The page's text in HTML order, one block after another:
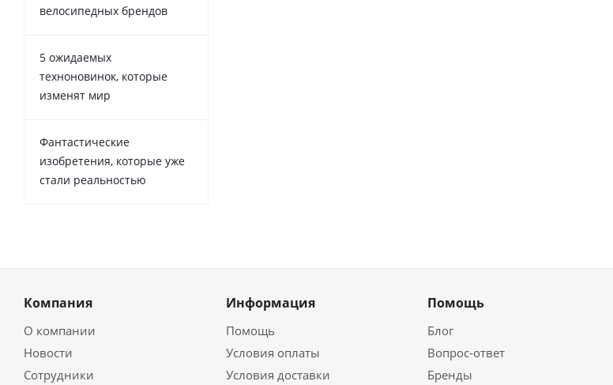
велосипедных брендов
5 ожидаемых
техноновинок, которые
изменят мир
Фантастические
изобретения, которые уже
стали реальностью
Компания
О компании
Новости
Сотрудники
Информация
Помощь
Условия оплаты
Условия доставки
Помощь
Блог
Вопрос-ответ
Бренды